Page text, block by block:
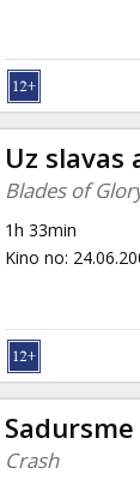
Uz slavas
Blades of
1h 33min
Kino no:
Sadursme
Crash